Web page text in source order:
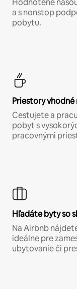
Hodnotené
a s nonstop
pobytu.
Priestory
Cestujete a
pobyt s
pracovnými
Hľadáte byty so
Na Airbnb
ideálne pre
ubytovanie či